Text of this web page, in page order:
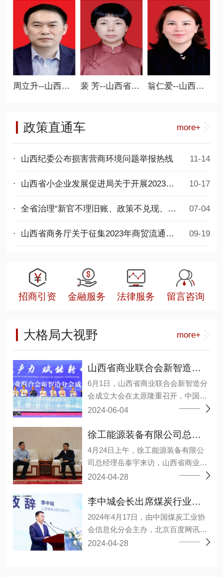
周立升--山西省商业联合会执行会长、 人防工程委员会会长 裴 芳--山西省商业联合会执行会长、 女子分会会长 翁仁爱--山西省商业联合会执行会长
政策直通车 more+
· 山西纪委公布损害营商环境问题举报热线 11-14
· 山西省小企业发展促进局关于开展2023年度第二批专精特新中小企业项目申报工作的通知 10-17
· 全省治理“新官不理旧账、政策不兑现、拖欠民营企业账款”问题专项行动推进会议召开 07-04
· 山西省商务厅关于征集2023年商贸流通发展项目的通知 09-19
招商引资 金融服务 法律服务 留言咨询
大格局大视野 more+
山西省商业联合会新智造分会成立大会在太原召开
6月1日，山西省商业联合会新智造分
会成立大会在太原隆重召开，中国煤
炭工业协会原副会长王广德、省工商
关院校、研究机构、能源装备上下游
企业和会员单位约1000余人参加了大
会。 会议选举温作洧为会长，许其军
杰、邓德献、巩鸿宾、任杰、许爱
军、孙亚波、孙江龙、李小勤、林敬
淳、杨宏丰、杨德意、连永军、肖海
艳、吴永干、吴雪峰、张维、张小
波、陈邦茂、陈建停、武永强、金
2024-06-04
徐工能源装备有限公司总经理岳泰宇一行莅临山西省商业联合会
4月24日上午，徐工能源装备有限公
司总经理岳泰宇来访，山西省商业联
合会会长李中城接见并举行会谈，会
合作的意见建议。 李中城指出，企业
通过推动大数据、人工智能等新兴技
术与产业深度融合、数字经济和实体
2024-04-28
李中城会长出席煤炭行业大模型应用研讨会
2024年4月17日，由中国煤炭工业协
会信息化分会主办，北京百度网讯科
技有限公司承办的煤炭行业大模型应
2024-04-28